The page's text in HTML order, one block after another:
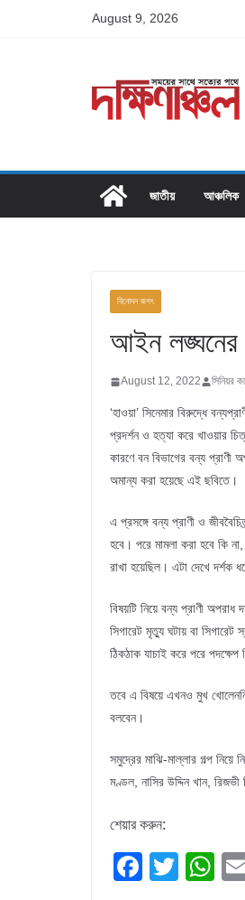
August 9, 2026
জাতীয় আঞ্চলিক
বিনোদন জগৎ
আইন লঙ্ঘনের
August 12, 2022 সিনিয়র
‘হাওয়া’ সিনেমার বিরুদ্ধে
প্রদর্শন ও হত্যা করে খাওয়ার
কারণে বন বিভাগের বন্য প্রাণী
অমান্য করা হয়েছে এই ছবিতে।
এ প্রসঙ্গে বন্য প্রাণী ও
হবে। পরে মামলা করা হবে কি
রাখা হয়েছিল। এটা দেখে দর্শক
বিষয়টি নিয়ে বন্য প্রাণী
সিগারেট মৃত্যু ঘটায় বা
ঠিকঠাক যাচাই করে পরে পদক্ষেপ
তবে এ বিষয়ে এখনও মুখ খোলেননি
বলবেন।
সমুদ্রের মাঝি-মাল্লার গল্প
মণ্ডল, নাসির উদ্দিন খান,
শেয়ার করুন:
F
T
W